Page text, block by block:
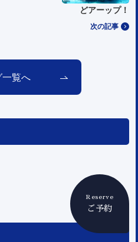
Reserve
ご予約
次の記事
どアーップ！
一覧へ